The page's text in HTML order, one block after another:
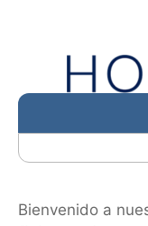
Bienvenido a